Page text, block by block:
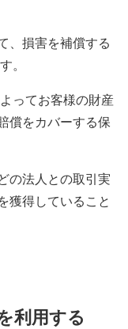
、損害を補償する
。
ってお客様の財産
償をカバーする保
の法人との取引実
獲得していること
利用する